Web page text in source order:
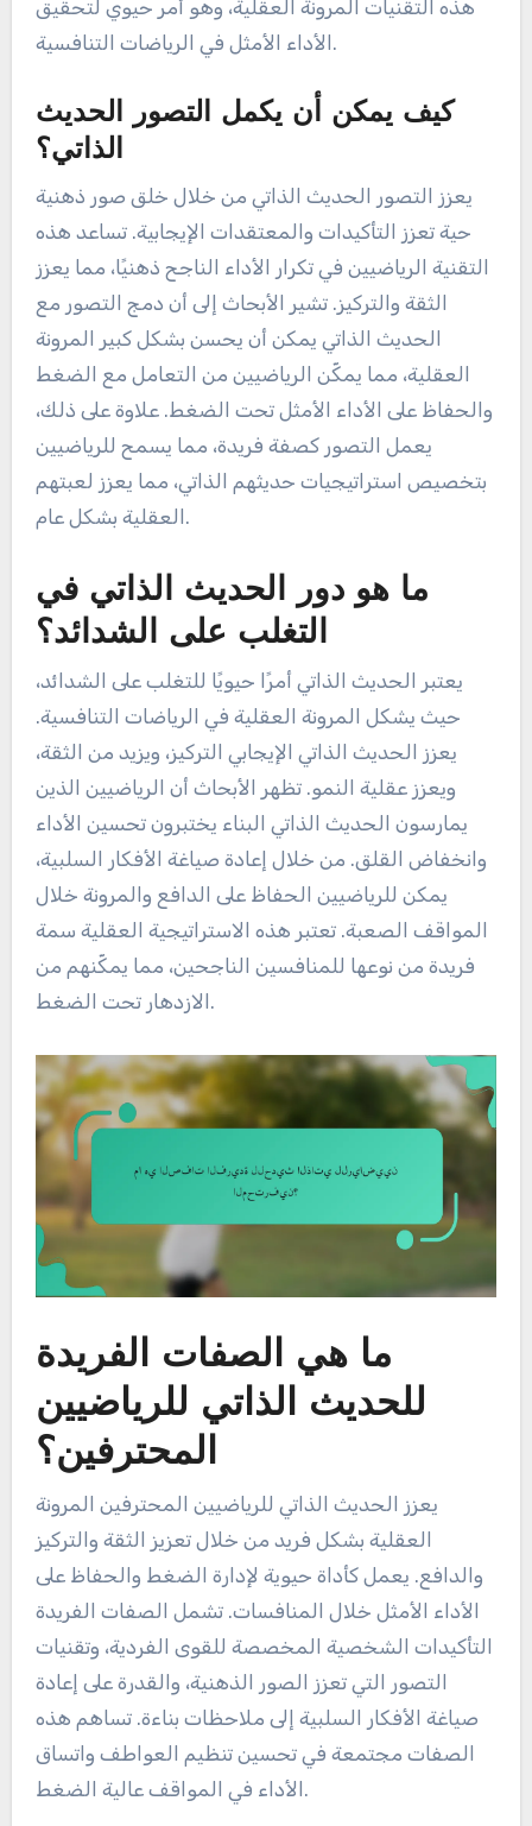
هذه التقنيات المرونة العقلية، وهو أمر حيوي لتحقيق
الأداء الأمثل في الرياضات التنافسية.
كيف يمكن أن يكمل التصور الحديث
الذاتي؟
يعزز التصور الحديث الذاتي من خلال خلق صور ذهنية
حية تعزز التأكيدات والمعتقدات الإيجابية. تساعد هذه
التقنية الرياضيين في تكرار الأداء الناجح ذهنيًا، مما يعزز
الثقة والتركيز. تشير الأبحاث إلى أن دمج التصور مع
الحديث الذاتي يمكن أن يحسن بشكل كبير المرونة
العقلية، مما يمكّن الرياضيين من التعامل مع الضغط
والحفاظ على الأداء الأمثل تحت الضغط. علاوة على ذلك،
يعمل التصور كصفة فريدة، مما يسمح للرياضيين
بتخصيص استراتيجيات حديثهم الذاتي، مما يعزز لعبتهم
العقلية بشكل عام.
ما هو دور الحديث الذاتي في
التغلب على الشدائد؟
يعتبر الحديث الذاتي أمرًا حيويًا للتغلب على الشدائد،
حيث يشكل المرونة العقلية في الرياضات التنافسية.
يعزز الحديث الذاتي الإيجابي التركيز، ويزيد من الثقة،
ويعزز عقلية النمو. تظهر الأبحاث أن الرياضيين الذين
يمارسون الحديث الذاتي البناء يختبرون تحسين الأداء
وانخفاض القلق. من خلال إعادة صياغة الأفكار السلبية،
يمكن للرياضيين الحفاظ على الدافع والمرونة خلال
المواقف الصعبة. تعتبر هذه الاستراتيجية العقلية سمة
فريدة من نوعها للمنافسين الناجحين، مما يمكّنهم من
الازدهار تحت الضغط.
ما هي الصفات الفريدة
للحديث الذاتي للرياضيين
المحترفين؟
يعزز الحديث الذاتي للرياضيين المحترفين المرونة
العقلية بشكل فريد من خلال تعزيز الثقة والتركيز
والدافع. يعمل كأداة حيوية لإدارة الضغط والحفاظ على
الأداء الأمثل خلال المنافسات. تشمل الصفات الفريدة
التأكيدات الشخصية المخصصة للقوى الفردية، وتقنيات
التصور التي تعزز الصور الذهنية، والقدرة على إعادة
صياغة الأفكار السلبية إلى ملاحظات بناءة. تساهم هذه
الصفات مجتمعة في تحسين تنظيم العواطف واتساق
الأداء في المواقف عالية الضغط.